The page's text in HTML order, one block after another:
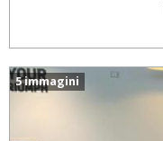
5 immagini